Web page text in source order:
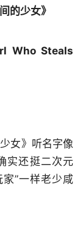
的少女》
Who Steals
女》听名字像
实还挺二次元
”一样老少咸